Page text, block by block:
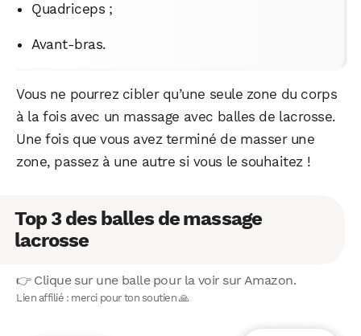
Quadriceps ;
Avant-bras.
Vous ne pourrez cibler qu’une seule zone du corps
à la fois avec un massage avec balles de lacrosse.
Une fois que vous avez terminé de masser une
zone, passez à une autre si vous le souhaitez !
Top 3 des balles de massage
lacrosse
👉 Clique sur une balle pour la voir sur Amazon.
Lien affilié : merci pour ton soutien 🙏